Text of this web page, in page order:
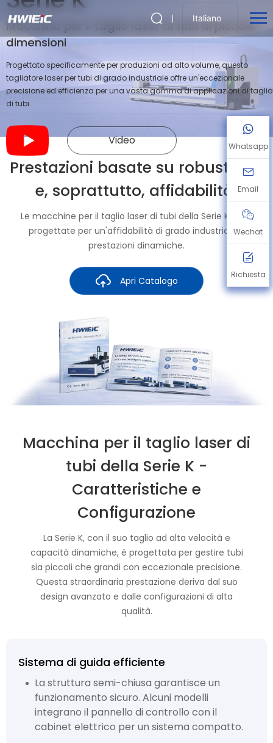
Italiano
Macchina per il taglio laser di tubi di piccole
dimensioni
Progettato specificamente per produzioni ad alto volume, questo
tagliatore laser per tubi di grado industriale offre un'eccezionale
precisione ed efficienza per una vasta gamma di applicazioni di taglio
di tubi.
Video
Prestazioni basate su robustezza
e, soprattutto, affidabilità.
Le macchine per il taglio laser di tubi della Serie K sono
progettate per un'affidabilità di grado industriale e
prestazioni dinamiche.
Apri Catalogo
Macchina per il taglio laser di
tubi della Serie K -
Caratteristiche e
Configurazione
La Serie K, con il suo taglio ad alta velocità e
capacità dinamiche, è progettata per gestire tubi
sia piccoli che grandi con eccezionale precisione.
Questa straordinaria prestazione deriva dal suo
design avanzato e dalle configurazioni di alta
qualità.
Sistema di guida efficiente
La struttura semi-chiusa garantisce un
funzionamento sicuro. Alcuni modelli
integrano il pannello di controllo con il
cabinet elettrico per un sistema compatto.
Whatsapp
Email
Wechat
Richiesta